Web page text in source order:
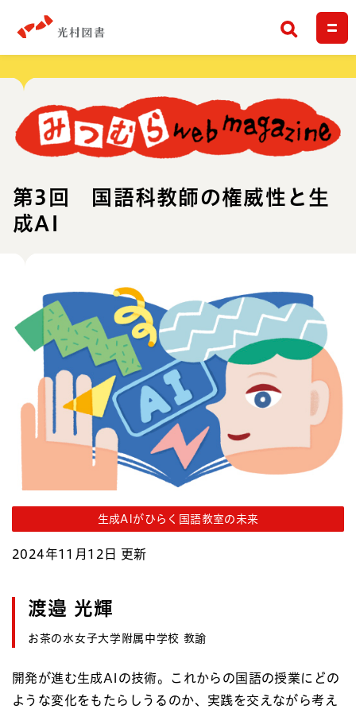
検索
第3回 国語科教師の権威性と生
成AI
生成AIがひらく国語教室の未来
2024年11月12日 更新
渡邉 光輝
お茶の水女子大学附属中学校 教諭
開発が進む生成AIの技術。これからの国語の授業にどの
ような変化をもたらしうるのか、実践を交えながら考え